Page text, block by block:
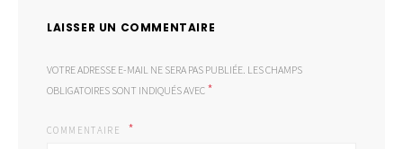
LAISSER UN COMMENTAIRE
VOTRE ADRESSE E-MAIL NE SERA PAS PUBLIÉE. LES CHAMPS
OBLIGATOIRES SONT INDIQUÉS AVEC *
COMMENTAIRE